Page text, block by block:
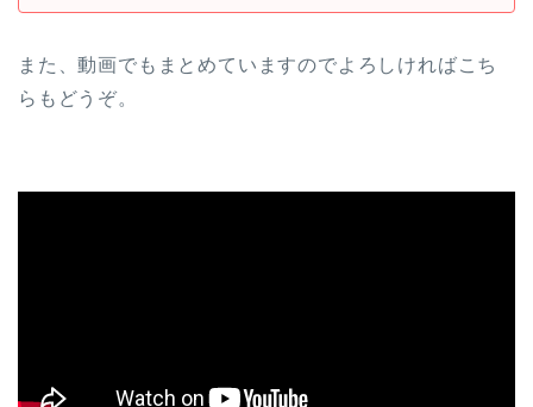
また、動画でもまとめていますのでよろしければこち
らもどうぞ。